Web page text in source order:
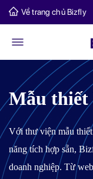
Về trang chủ Bizfly
Mẫu thiết
Với thư viện mẫu
năng tích hợp sẵn,
doanh nghiệp. Từ